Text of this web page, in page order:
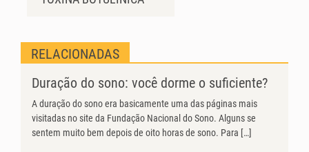
RELACIONADAS
Duração do sono: você dorme o suficiente?
A duração do sono era basicamente uma das páginas mais
visitadas no site da Fundação Nacional do Sono. Alguns se
sentem muito bem depois de oito horas de sono. Para […]